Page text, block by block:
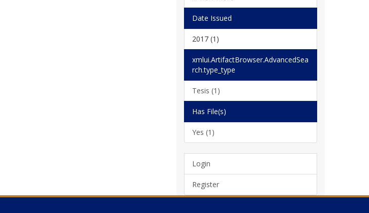
Date Issued
2017 (1)
xmlui.ArtifactBrowser.AdvancedSea
rch.type_type
Tesis (1)
Has File(s)
Yes (1)
Login
Register